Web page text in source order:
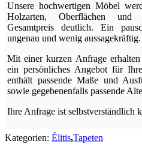
Unsere hochwertigen Möbel
Holzarten, Oberflächen und
Gesamtpreis deutlich. Ein
ungenau und wenig aussagekräftig.
Mit einer kurzen Anfrage
ein persönliches Angebot für
enthält passende Maße und
sowie gegebenenfalls passende
Ihre Anfrage ist selbstverständlich
Kategorien: Élitis,Tapeten